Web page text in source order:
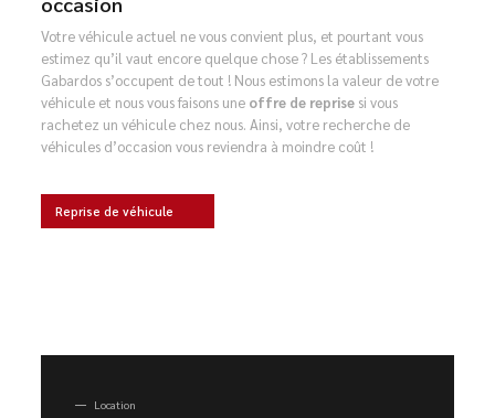
Votre véhicule actuel ne vous convient plus, et pourtant vous
estimez qu’il vaut encore quelque chose ? Les établissements
Gabardos s’occupent de tout ! Nous estimons la valeur de votre
véhicule et nous vous faisons une offre de reprise si vous
rachetez un véhicule chez nous. Ainsi, votre recherche de
véhicules d’occasion vous reviendra à moindre coût !
Reprise de véhicule
Location